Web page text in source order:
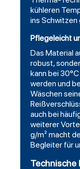
kühleren
ins Schwitzen
Pflegeleicht
Das Material
robust,
kann bei
werden und
Wäschen
auch bei
weiterer
g/m² macht
Begleiter für
Technische